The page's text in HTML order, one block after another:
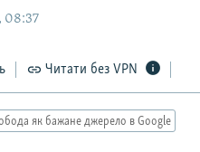
08:37
Читати без VPN
як бажане джерело в Google